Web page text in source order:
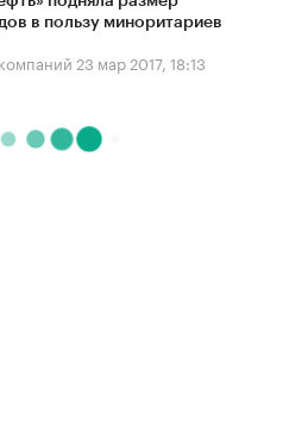
в пользу миноритариев
23 мар 2017, 18:13